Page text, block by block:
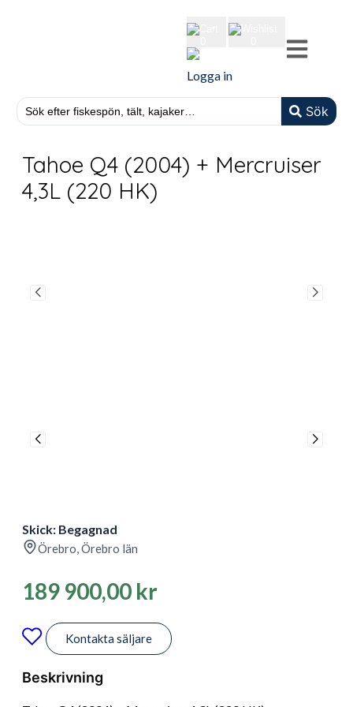
Sök
Logga in
Tahoe Q4 (2004) + Mercruiser
4,3L (220 HK)
Skick: Begagnad
Örebro, Örebro län
189 900,00 kr
Kontakta säljare
Beskrivning